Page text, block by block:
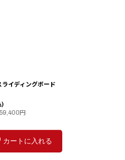
イディングボード
)
59,400 円
カートに入れる